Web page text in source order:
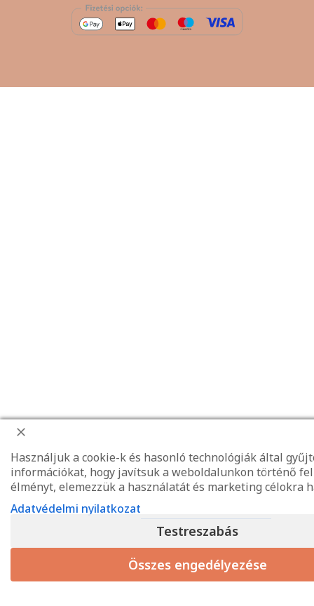
Használjuk a cookie-k és hasonló technológiák által
információkat, hogy javítsuk a weboldalunkon történő
élményt, elemezzük a használatát és marketing célokra
Adatvédelmi nyilatkozat
Testreszabás
Összes engedélyezése